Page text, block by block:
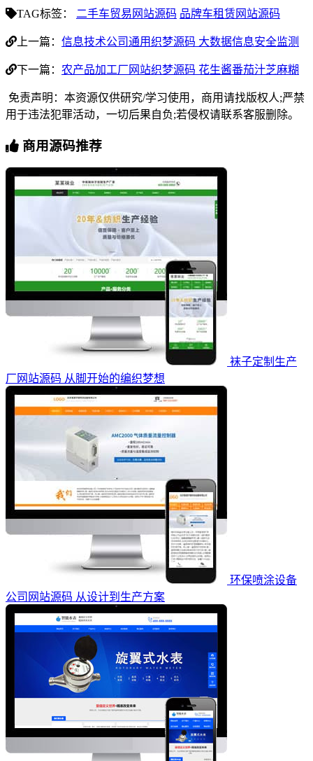
TAG标签： 二手车贸易网站源码 品牌车租赁网站源码
上一篇： 信息技术公司通用织梦源码 大数据信息安全监测
下一篇： 农产品加工厂网站织梦源码 花生酱番茄汁芝麻糊
免责声明：本资源仅供研究/学习使用，商用请找版权人;严禁
用于违法犯罪活动，一切后果自负;若侵权请联系客服删除。
商用源码推荐
袜子定制生产
厂网站源码 从脚开始的编织梦想
环保喷涂设备
公司网站源码 从设计到生产方案